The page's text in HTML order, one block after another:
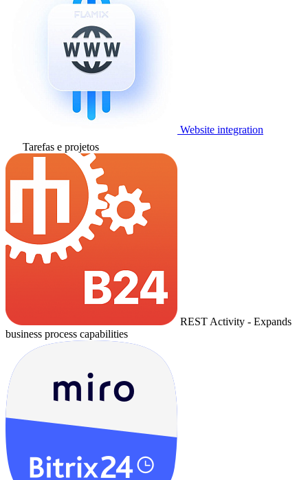
Website integration
Tarefas e projetos
REST Activity - Expands
business process capabilities